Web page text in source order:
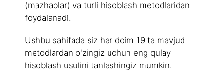
(mazhablar) va turli hisoblash metodlaridan
foydalanadi.
Ushbu sahifada siz har doim 19 ta mavjud
metodlardan o'zingiz uchun eng qulay
hisoblash usulini tanlashingiz mumkin.